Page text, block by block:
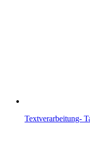
Textverarbeitung-